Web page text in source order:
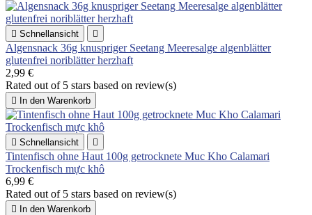
 Schnellansicht 
Algensnack 36g knuspriger Seetang Meeresalge algenblätter
glutenfrei noriblätter herzhaft
2,99 €
Rated out of 5 stars based on review(s)
 In den Warenkorb
 Schnellansicht 
Tintenfisch ohne Haut 100g getrocknete Muc Kho Calamari
Trockenfisch mực khô
6,99 €
Rated out of 5 stars based on review(s)
 In den Warenkorb